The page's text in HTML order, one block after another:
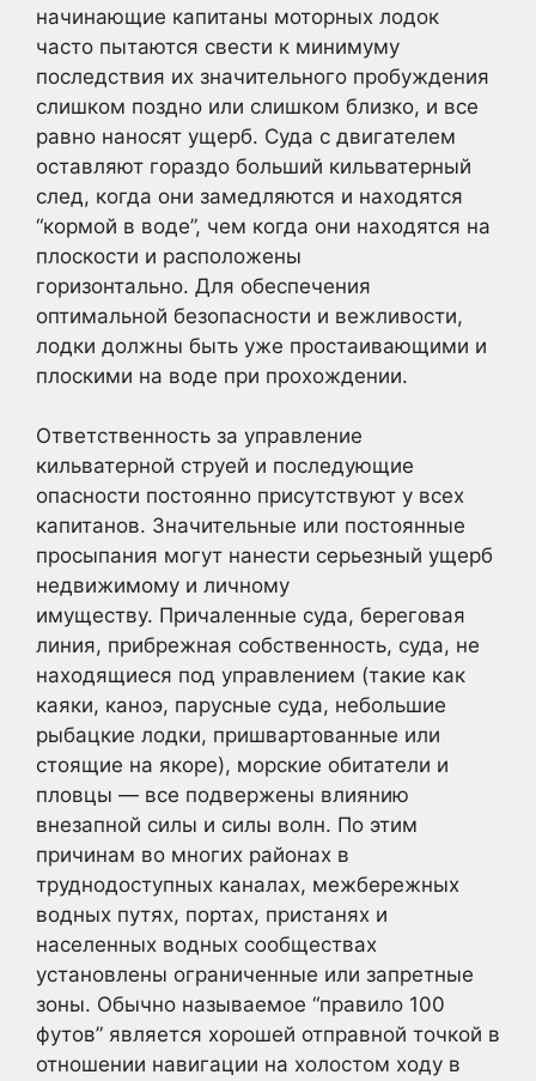
начинающие капитаны моторных лодок
часто пытаются свести к минимуму
последствия их значительного пробуждения
слишком поздно или слишком близко, и все
равно наносят ущерб. Суда с двигателем
оставляют гораздо больший кильватерный
след, когда они замедляются и находятся
“кормой в воде”, чем когда они находятся на
плоскости и расположены
горизонтально. Для обеспечения
оптимальной безопасности и вежливости,
лодки должны быть уже простаивающими и
плоскими на воде при прохождении.
Ответственность за управление
кильватерной струей и последующие
опасности постоянно присутствуют у всех
капитанов. Значительные или постоянные
просыпания могут нанести серьезный ущерб
недвижимому и личному
имуществу. Причаленные суда, береговая
линия, прибрежная собственность, суда, не
находящиеся под управлением (такие как
каяки, каноэ, парусные суда, небольшие
рыбацкие лодки, пришвартованные или
стоящие на якоре), морские обитатели и
пловцы — все подвержены влиянию
внезапной силы и силы волн. По этим
причинам во многих районах в
труднодоступных каналах, межбережных
водных путях, портах, пристанях и
населенных водных сообществах
установлены ограниченные или запретные
зоны. Обычно называемое “правило 100
футов” является хорошей отправной точкой в
отношении навигации на холостом ходу в